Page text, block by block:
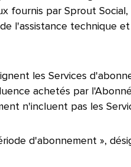
fournis par Sprout
l'assistance technique
les Services
achetés par
n'incluent pas les
d'abonnement »,